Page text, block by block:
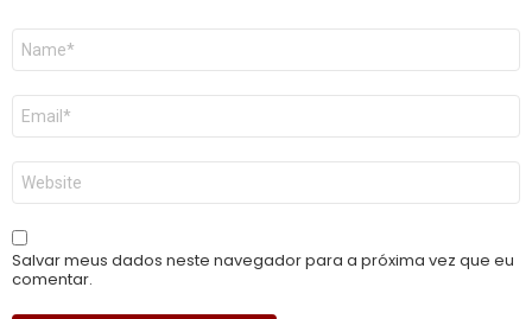
Nome
E-
mail
*
Site
Salvar meus dados neste navegador para a próxima vez que eu
comentar.